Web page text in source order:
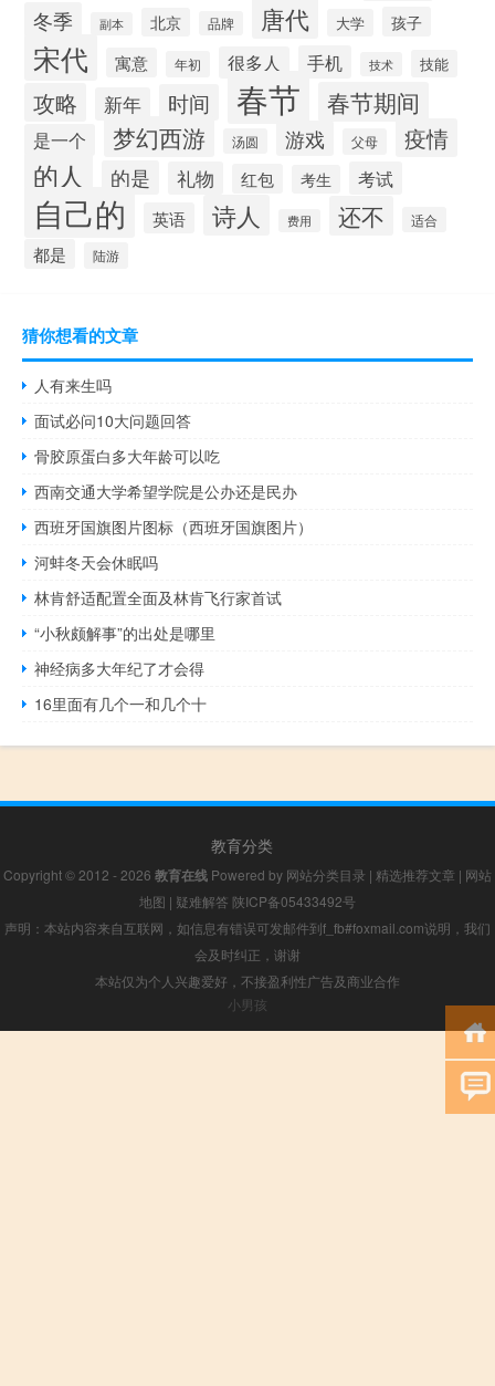
冬季 副本 北京 品牌 唐代 大学 孩子
宋代 寓意 年初 很多人 手机 技术 技能
攻略 新年 时间 春节 春节期间
是一个 梦幻西游 汤圆 游戏 父母 疫情
的人 的是 礼物 红包 考生 考试
自己的 英语 诗人 费用 还不 适合
都是 陆游
猜你想看的文章
人有来生吗
面试必问10大问题回答
骨胶原蛋白多大年龄可以吃
西南交通大学希望学院是公办还是民办
西班牙国旗图片图标（西班牙国旗图片）
河蚌冬天会休眠吗
林肯舒适配置全面及林肯飞行家首试
“小秋颇解事”的出处是哪里
神经病多大年纪了才会得
16里面有几个一和几个十
教育分类
Copyright © 2012 - 2026 教育在线 Powered by 网站分类目录 | 精选推荐文章 | 网站
地图 | 疑难解答 陕ICP备05433492号
声明：本站内容来自互联网，如信息有错误可发邮件到f_fb#foxmail.com说明，我们
会及时纠正，谢谢
本站仅为个人兴趣爱好，不接盈利性广告及商业合作
小男孩